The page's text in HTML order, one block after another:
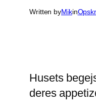
Written byMikin
Husets
deres